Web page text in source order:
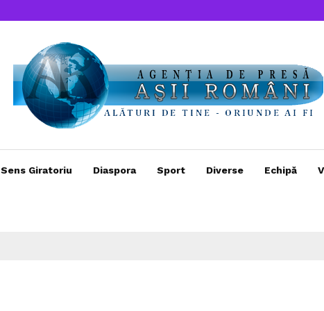
Sens Giratoriu Diaspora Sport Diverse Echipă